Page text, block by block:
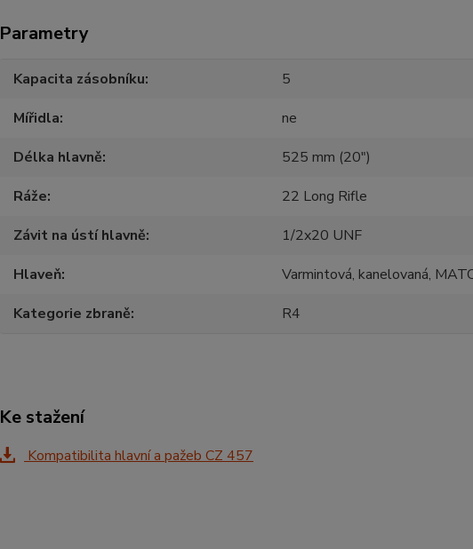
Parametry
Kapacita zásobníku
5
Mířidla
ne
Délka hlavně
525 mm (20")
Ráže
22 Long Rifle
Závit na ústí hlavně
1/2x20 UNF
Hlaveň
Varmintová, kanelovaná,
Kategorie zbraně
R4
Ke stažení
Kompatibilita hlavní a pažeb CZ 457